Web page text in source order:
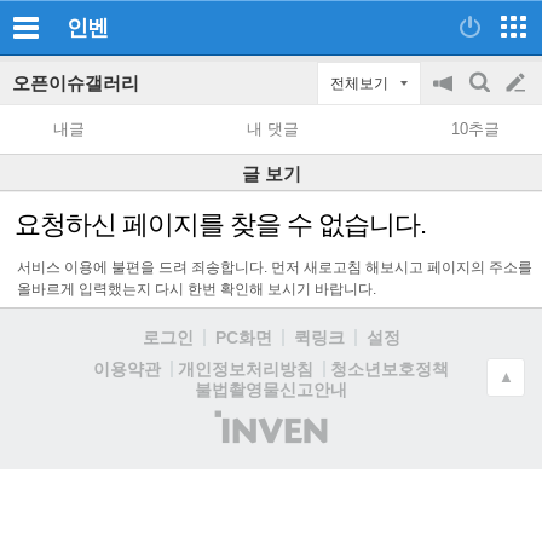
인벤
오픈이슈갤러리 전체보기
공
지
on/off
검
색
글
쓰
기
내글 내 댓글 10추글
글 보기
요청하신 페이지를 찾을 수 없습니다.
서비스 이용에 불편을 드려 죄송합니다. 먼저 새로고침 해보시고 페이지의 주소를
올바르게 입력했는지 다시 한번 확인해 보시기 바랍니다.
로그인 PC화면 퀵링크
설정
이용약관
개인정보처리방침
청소년보호정책
불법촬영물신고안내
(주)
인
▲